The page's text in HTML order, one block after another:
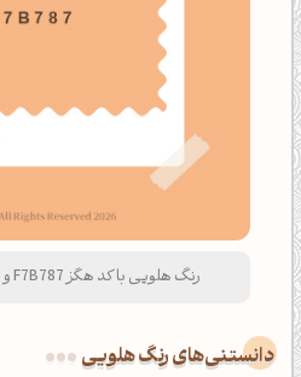
رنگ هلویی با کد هگز F7B787 و نام لاتین Peach Color
دانستنی‌های رنگ هلویی